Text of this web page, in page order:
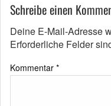
Schreibe einen
Deine E-Mail-Adresse
Erforderliche Felder
Kommentar *